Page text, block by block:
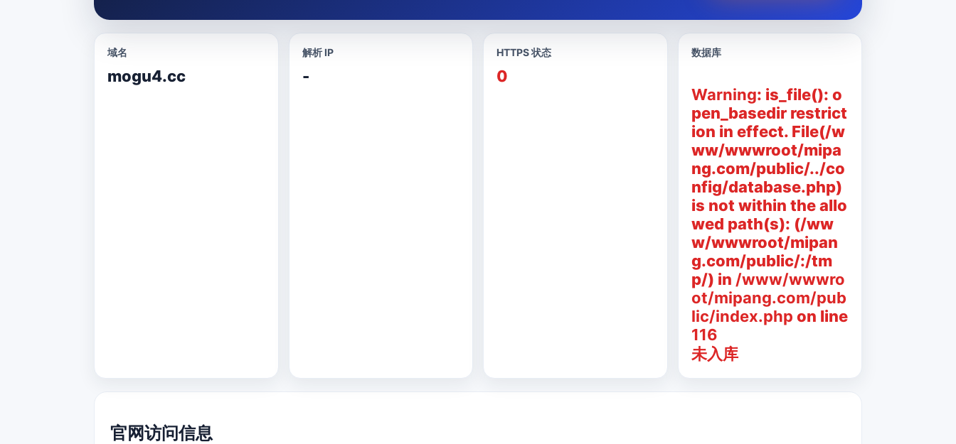
域名
mogu4.cc
解析 IP
-
HTTPS 状态
0
数据库
Warning: is_file(): o
pen_basedir restrict
ion in effect. File(/w
ww/wwwroot/mipa
ng.com/public/../co
nfig/database.php)
is not within the allo
wed path(s): (/ww
w/wwwroot/mipan
g.com/public/:/tm
p/) in /www/wwwro
ot/mipang.com/pub
lic/index.php on line
116
未入库
官网访问信息